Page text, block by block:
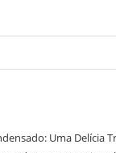
Uma Delícia